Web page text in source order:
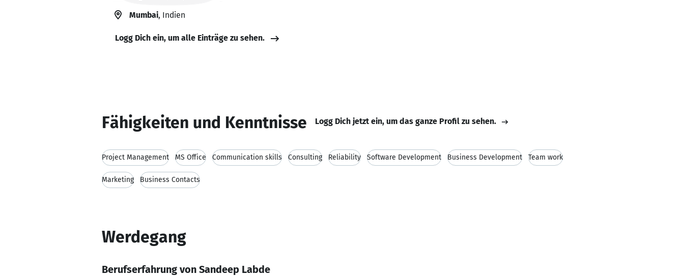
Mumbai, Indien
Logg Dich ein, um alle Einträge zu sehen.
Fähigkeiten und Kenntnisse Logg Dich jetzt ein, um das ganze Profil zu sehen.
Project Management MS Office Communication skills Consulting Reliability Software Development Business Development Team work
Marketing Business Contacts
Werdegang
Berufserfahrung von Sandeep Labde